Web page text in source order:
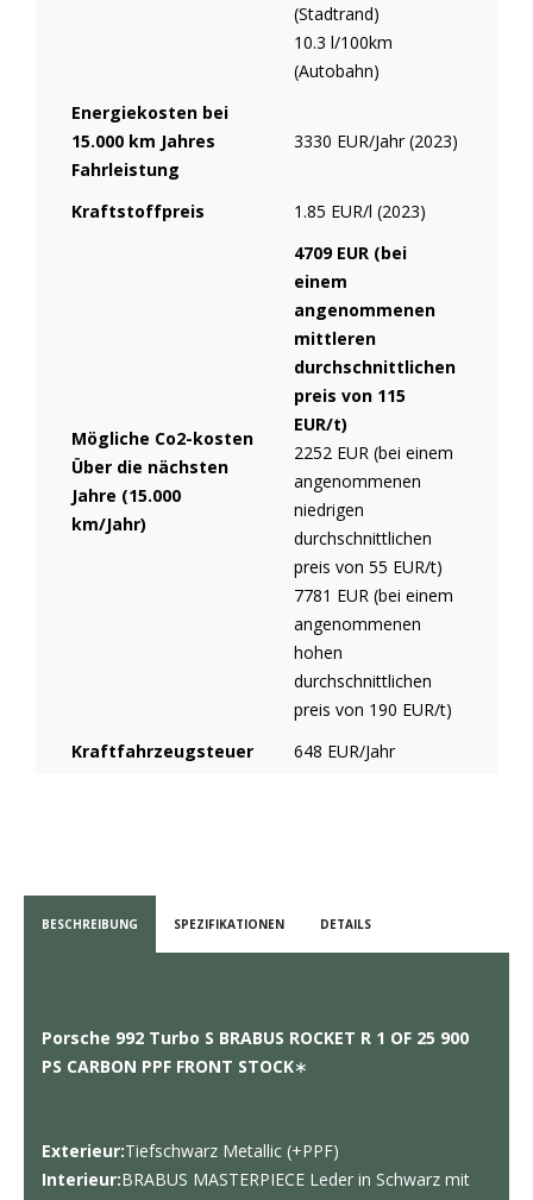
(Stadtrand)
10.3 l/100km
(Autobahn)
Energiekosten bei
15.000 km Jahres
Fahrleistung
3330 EUR/Jahr (2023)
Kraftstoffpreis 1.85 EUR/l (2023)
Mögliche Co2-kosten
Über die nächsten
Jahre (15.000
km/Jahr)
4709 EUR (bei
einem
angenommenen
mittleren
durchschnittlichen
preis von 115
EUR/t)
2252 EUR (bei einem
angenommenen
niedrigen
durchschnittlichen
preis von 55 EUR/t)
7781 EUR (bei einem
angenommenen
hohen
durchschnittlichen
preis von 190 EUR/t)
Kraftfahrzeugsteuer
648 EUR/Jahr
BESCHREIBUNG SPEZIFIKATIONEN DETAILS
Porsche 992 Turbo S BRABUS ROCKET R 1 OF 25 900
PS CARBON PPF FRONT STOCK∗
Exterieur:Tiefschwarz Metallic (+PPF)
Interieur:BRABUS MASTERPIECE Leder in Schwarz mit